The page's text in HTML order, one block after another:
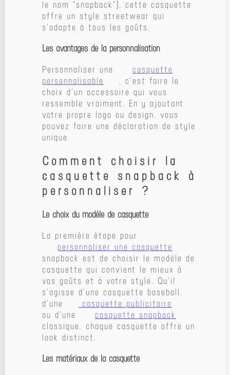
le nom "snapback"), cette casquette
offre un style streetwear qui
s'adapte à tous les goûts.
Les avantages de la personnalisation
Personnaliser une
casquette
personnalisable
, c'est faire le
choix d'un accessoire qui vous
ressemble vraiment. En y ajoutant
votre propre logo ou design, vous
pouvez faire une déclaration de style
unique.
Comment choisir la
casquette snapback à
personnaliser ?
Le choix du modèle de casquette
La première étape pour
personnaliser une casquette
snapback est de choisir le modèle de
casquette qui convient le mieux à
vos goûts et à votre style. Qu'il
s'agisse d'une casquette baseball,
d'une
casquette publicitaire
ou d'une
casquette snapback
classique, chaque casquette offre un
look distinct.
Les matériaux de la casquette